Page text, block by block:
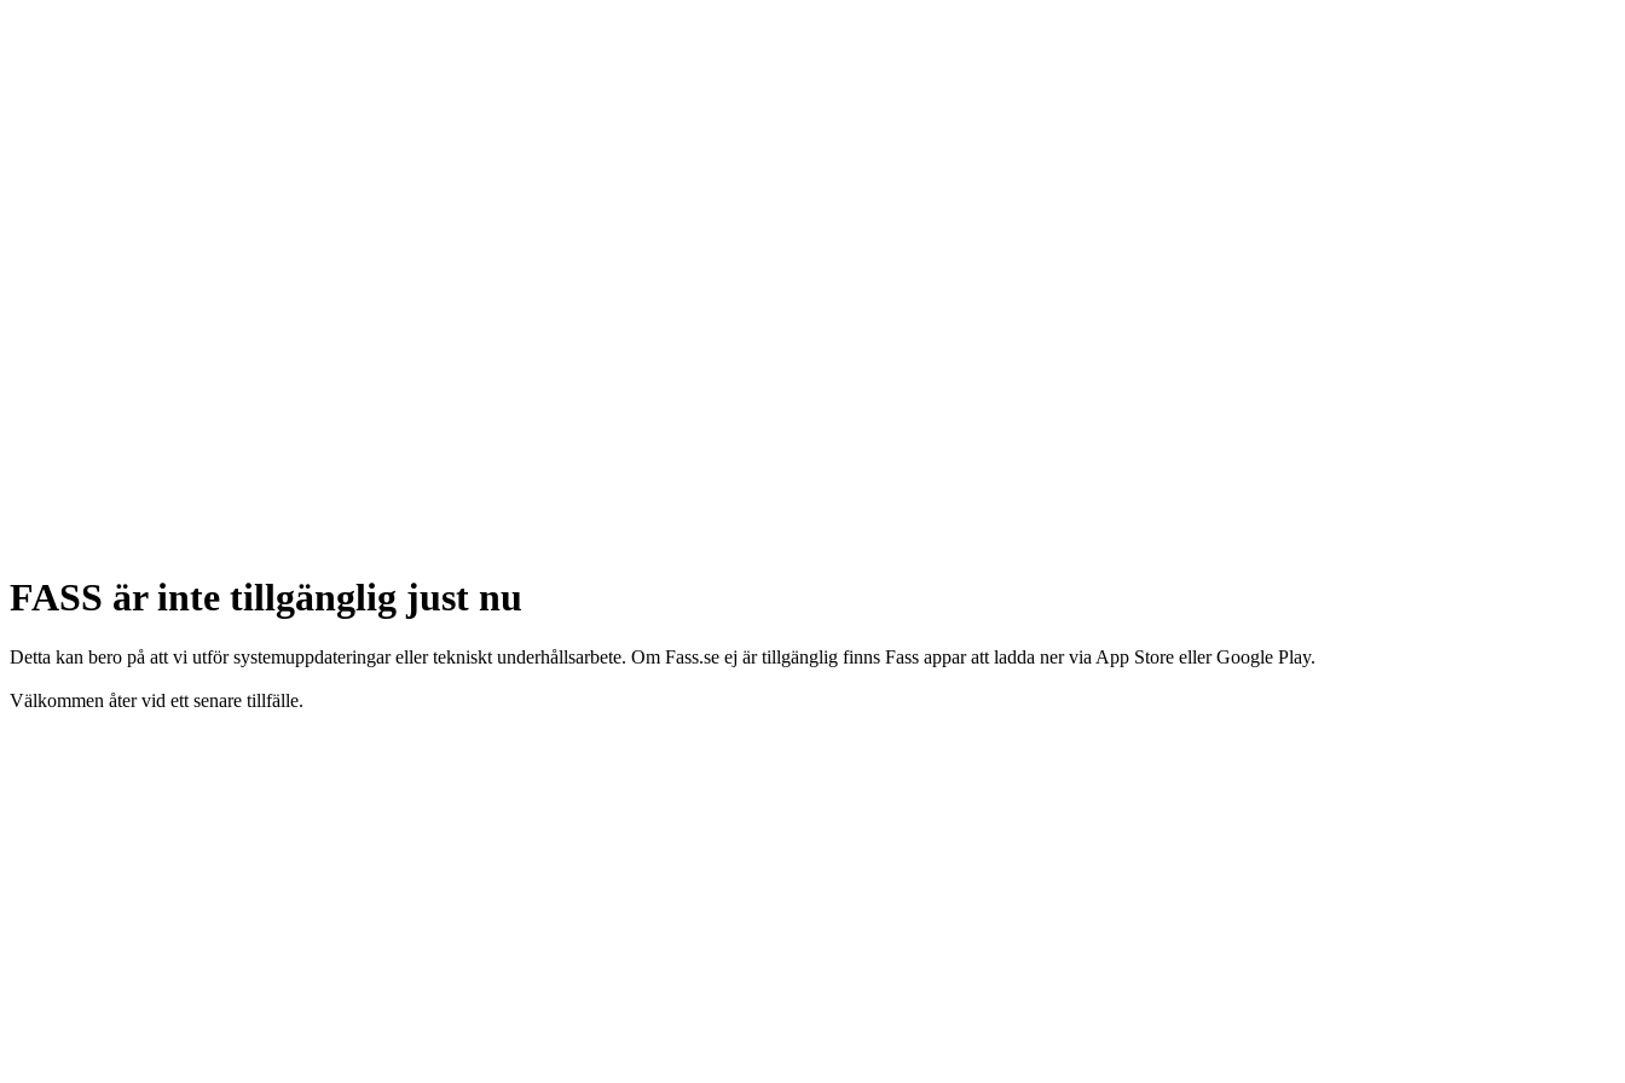
FASS är inte tillgänglig just nu
Detta kan bero på att vi utför systemuppdateringar eller tekniskt underhållsarbete. Om Fass.se ej är tillgänglig finns Fass appar att ladda ner via App Store eller Google Play.
Välkommen åter vid ett senare tillfälle.